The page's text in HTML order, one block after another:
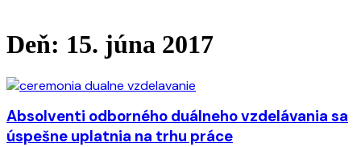
Deň: 15. júna 2017
Absolventi odborného duálneho vzdelávania sa
úspešne uplatnia na trhu práce